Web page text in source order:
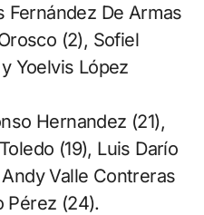
Fernández De Armas
(2), Sofiel
Yoelvis López
Hernandez (21),
(19), Luis Darío
Valle Contreras
Pérez (24).